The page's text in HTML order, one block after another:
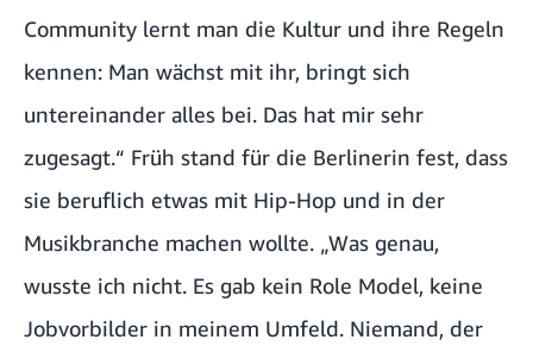
Community lernt man die Kultur und ihre Regeln
kennen: Man wächst mit ihr, bringt sich
untereinander alles bei. Das hat mir sehr
zugesagt.“ Früh stand für die Berlinerin fest, dass
sie beruflich etwas mit Hip-Hop und in der
Musikbranche machen wollte. „Was genau,
wusste ich nicht. Es gab kein Role Model, keine
Jobvorbilder in meinem Umfeld. Niemand, der